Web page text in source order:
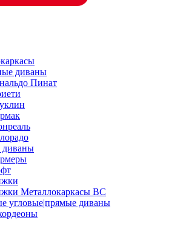
диваны
Пинат
диваны
Металлокаркасы ВС
угловые|прямые диваны